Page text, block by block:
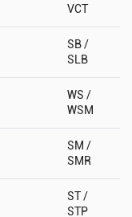
VCT
SB /
SLB
WS /
WSM
SM /
SMR
ST /
STP